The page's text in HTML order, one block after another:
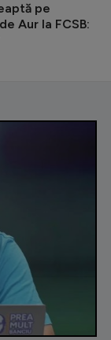
pe
Aur la FCSB: